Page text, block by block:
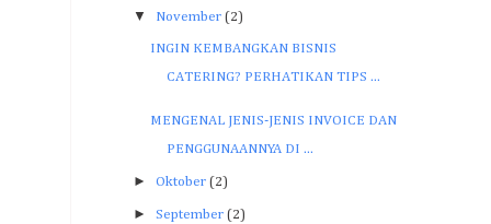
▼ November (2)
INGIN KEMBANGKAN BISNIS
CATERING? PERHATIKAN TIPS ...
MENGENAL JENIS-JENIS INVOICE DAN
PENGGUNAANNYA DI ...
► Oktober (2)
► September (2)